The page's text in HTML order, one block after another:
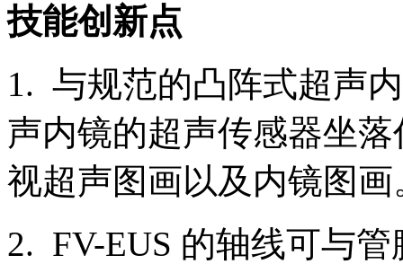
技能创新点
1. 与规范的凸阵式超声
声内镜的超声传感器坐
视超声图画以及内镜图画
2. FV-EUS 的轴线可与